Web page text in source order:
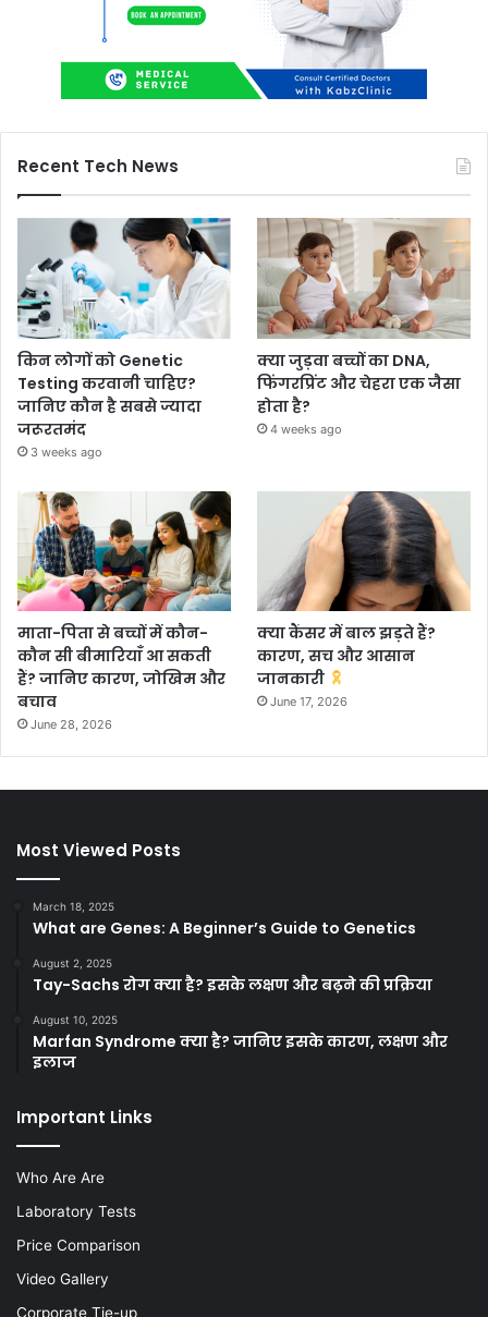
Recent Tech News
किन लोगों को Genetic
Testing करवानी चाहिए?
जानिए कौन है सबसे ज्यादा
जरूरतमंद
3 weeks ago
क्या जुड़वा बच्चों का DNA,
फिंगरप्रिंट और चेहरा एक जैसा
होता है?
4 weeks ago
माता-पिता से बच्चों में कौन-
कौन सी बीमारियाँ आ सकती
हैं? जानिए कारण, जोखिम और
बचाव
June 28, 2026
क्या कैंसर में बाल झड़ते हैं?
कारण, सच और आसान
जानकारी
June 17, 2026
Most Viewed Posts
March 18, 2025
What are Genes: A Beginner’s Guide to Genetics
August 2, 2025
Tay-Sachs रोग क्या है? इसके लक्षण और बढ़ने की प्रक्रिया
August 10, 2025
Marfan Syndrome क्या है? जानिए इसके कारण, लक्षण और
इलाज
Important Links
Who Are Are
Laboratory Tests
Price Comparison
Video Gallery
Corporate Tie-up